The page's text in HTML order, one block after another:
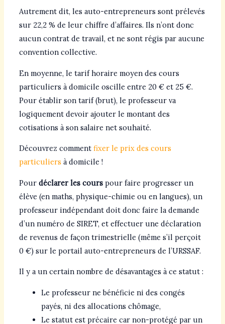
Autrement dit, les auto-entrepreneurs sont prélevés
sur 22,2 % de leur chiffre d’affaires. Ils n’ont donc
aucun contrat de travail, et ne sont régis par aucune
convention collective.
En moyenne, le tarif horaire moyen des cours
particuliers à domicile oscille entre 20 € et 25 €.
Pour établir son tarif (brut), le professeur va
logiquement devoir ajouter le montant des
cotisations à son salaire net souhaité.
Découvrez comment fixer le prix des cours
particuliers à domicile !
Pour déclarer les courspour faire progresser un
élève (en maths, physique-chimie ou en langues), un
professeur indépendant doit donc faire la demande
d’un numéro de SIRET, et effectuer une déclaration
de revenus de façon trimestrielle (même s’il perçoit
0 €) sur le portail auto-entrepreneurs de l’URSSAF.
Il y a un certain nombre de désavantages à ce statut :
Le professeur ne bénéficie ni des congés
payés, ni des allocations chômage,
Le statut est précaire car non-protégé par un